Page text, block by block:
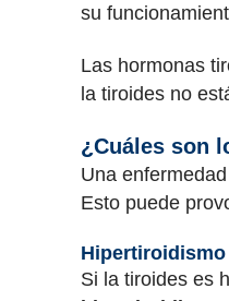
su
Las hormonas
la tiroides no
¿Cuáles son
Una
Esto puede
Hipertiroidismo
Si la tiroides es